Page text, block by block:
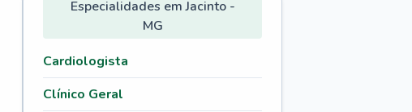
Especialidades em Jacinto -
MG
Cardiologista
Clínico Geral